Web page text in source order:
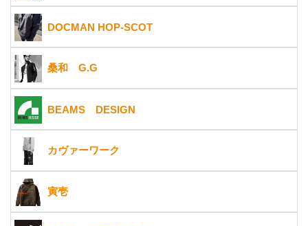
DOCMAN HOP-SCOT
桑和 G.G
BEAMS DESIGN
カヴァーワーク
寅壱